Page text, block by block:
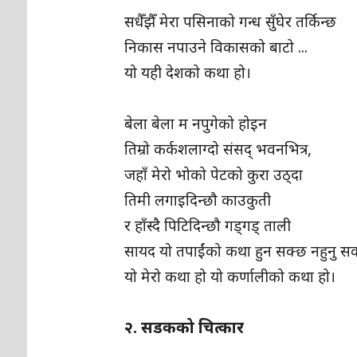
‎सधैँझैँ मेरा पसिनाको गन्ध सुँघेर तर्किन्छ
‎निकास नपाउने विकासको बाटो ...
‎यो यही देशको कथा हो।
‎बेला बेला म नपुगेको होइन
‎तिम्रो कर्कशलाग्दो संसद् भवनभित्र,
‎जहाँ मेरो भोको पेटको कुरा उठ्दा
‎तिमी लगाइदिन्छौ काउकुती
‎र हाँस्दै पिटिदिन्छौ गड्गड् ताली
‎सायद यो तपाईंको कथा हुन सक्छ नहुनु
‎यो मेरो कथा हो यो कर्णालीको कथा हो।
२. सडकको चित्कार